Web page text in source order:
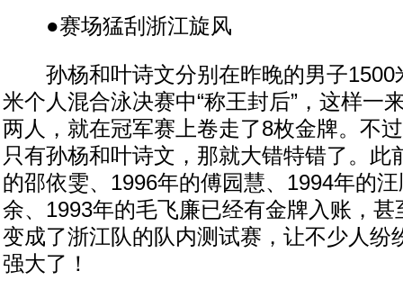
●赛场猛刮浙江旋风
孙杨和叶诗文分别在昨晚的男子1500
米个人混合泳决赛中“称王封后”，这样一
两人，就在冠军赛上卷走了8枚金牌。不
只有孙杨和叶诗文，那就大错特错了。此
的邵依雯、1996年的傅园慧、1994年的
余、1993年的毛飞廉已经有金牌入账，
变成了浙江队的队内测试赛，让不少人纷
强大了！